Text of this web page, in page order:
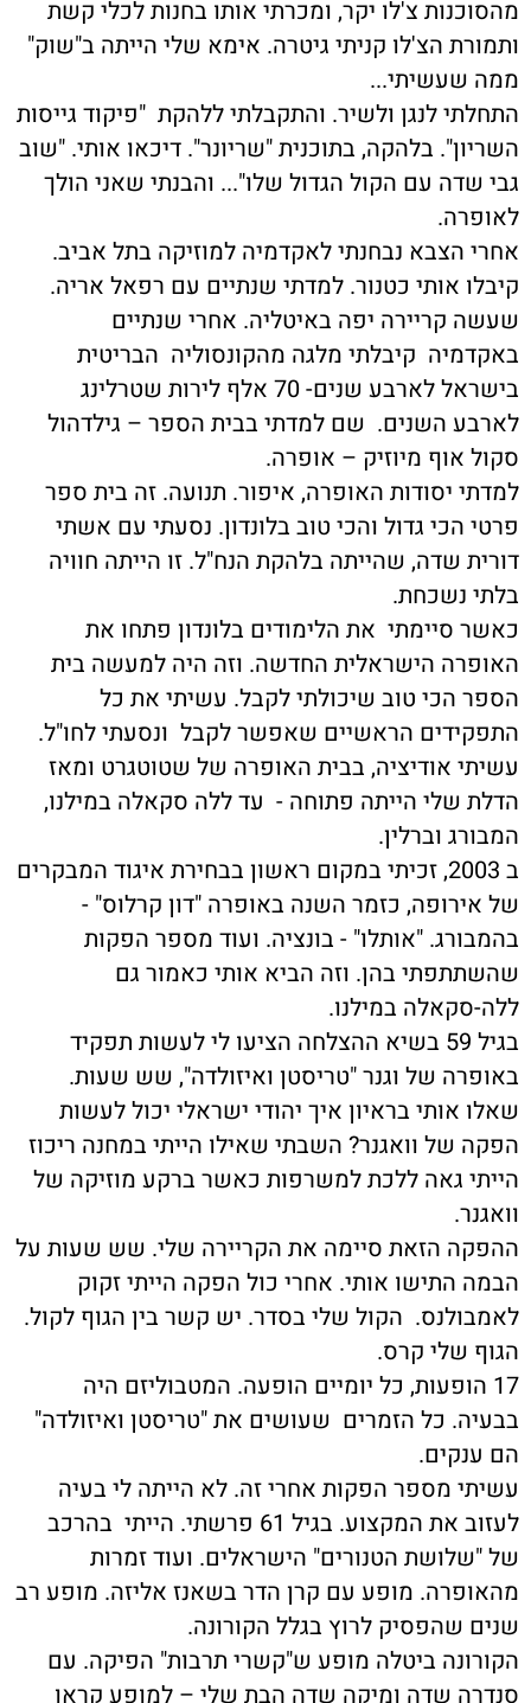
מהסוכנות צ'לו יקר, ומכרתי אותו בחנות לכלי קשת
ותמורת הצ'לו קניתי גיטרה. אימא שלי הייתה ב"שוק"
ממה שעשיתי...
התחלתי לנגן ולשיר. והתקבלתי ללהקת "פיקוד גייסות
השריון". בלהקה, בתוכנית "שריונר". דיכאו אותי. "שוב
גבי שדה עם הקול הגדול שלו"... והבנתי שאני הולך
לאופרה.
אחרי הצבא נבחנתי לאקדמיה למוזיקה בתל אביב.
קיבלו אותי כטנור. למדתי שנתיים עם רפאל אריה.
שעשה קריירה יפה באיטליה. אחרי שנתיים
באקדמיה קיבלתי מלגה מהקונסוליה הבריטית
בישראל לארבע שנים- 70 אלף לירות שטרלינג
לארבע השנים. שם למדתי בבית הספר – גילדהול
סקול אוף מיוזיק – אופרה.
למדתי יסודות האופרה, איפור. תנועה. זה בית ספר
פרטי הכי גדול והכי טוב בלונדון. נסעתי עם אשתי
דורית שדה, שהייתה בלהקת הנח"ל. זו הייתה חוויה
בלתי נשכחת.
כאשר סיימתי את הלימודים בלונדון פתחו את
האופרה הישראלית החדשה. וזה היה למעשה בית
הספר הכי טוב שיכולתי לקבל. עשיתי את כל
התפקידים הראשיים שאפשר לקבל ונסעתי לחו"ל.
עשיתי אודיציה, בבית האופרה של שטוטגרט ומאז
הדלת שלי הייתה פתוחה - עד ללה סקאלה במילנו,
המבורג וברלין.
ב 2003, זכיתי במקום ראשון בבחירת איגוד המבקרים
של אירופה, כזמר השנה באופרה "דון קרלוס" -
בהמבורג. "אותלו" - בונציה. ועוד מספר הפקות
שהשתתפתי בהן. וזה הביא אותי כאמור גם
ללה-סקאלה במילנו.
בגיל 59 בשיא ההצלחה הציעו לי לעשות תפקיד
באופרה של וגנר "טריסטן ואיזולדה", שש שעות.
שאלו אותי בראיון איך יהודי ישראלי יכול לעשות
הפקה של וואגנר? השבתי שאילו הייתי במחנה ריכוז
הייתי גאה ללכת למשרפות כאשר ברקע מוזיקה של
וואגנר.
ההפקה הזאת סיימה את הקריירה שלי. שש שעות על
הבמה התישו אותי. אחרי כול הפקה הייתי זקוק
לאמבולנס. הקול שלי בסדר. יש קשר בין הגוף לקול.
הגוף שלי קרס.
17 הופעות, כל יומיים הופעה. המטבוליזם היה
בבעיה. כל הזמרים שעושים את "טריסטן ואיזולדה"
הם ענקים.
עשיתי מספר הפקות אחרי זה. לא הייתה לי בעיה
לעזוב את המקצוע. בגיל 61 פרשתי. הייתי בהרכב
של "שלושת הטנורים" הישראלים. ועוד זמרות
מהאופרה. מופע עם קרן הדר בשאנז אליזה. מופע רב
שנים שהפסיק לרוץ בגלל הקורונה.
הקורונה ביטלה מופע ש"קשרי תרבות" הפיקה. עם
סנדרה שדה ומיקה שדה הבת שלי – למופע קראו